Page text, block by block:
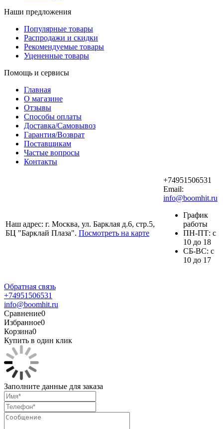
Наши предложения
Популярные товары
Распродажи и скидки
Рекомендуемые товары
Уцененные товары
Помощь и сервисы
Главная
О магазине
Отзывы
Способы оплаты
Доставка/Самовывоз
Гарантия/Возврат
Поставщикам
Частые вопросы
Контакты
Наш адрес: г. Москва, ул. Барклая д.6, стр.5,
БЦ "Барклай Плаза". Посмотреть на карте
+74951506531
Email:
info@boomhit.ru
График
работы
ПH-ПТ: с
10 до 18
СБ-ВС: с
10 до 17
Обратная связь
+74951506531
info@boomhit.ru
Сравнение0
Избранное0
Корзина0
Купить в один клик
Заполните данные для заказа